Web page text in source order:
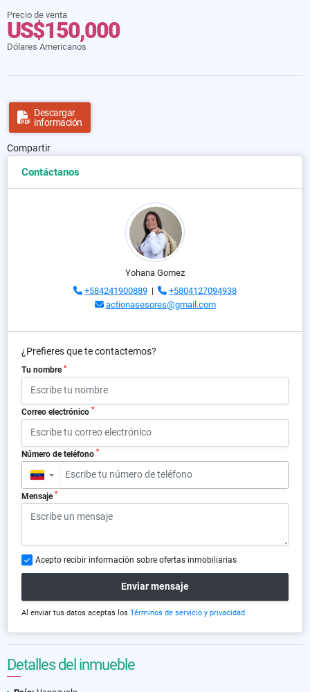
Precio de venta
US$150,000
Dólares Americanos
Descargar
información
Compartir
Contáctanos
Yohana Gomez
+584241900889 |
+5804127094938
actionasesores@gmail.com
¿Prefieres que te contactemos?
Tu nombre *
Correo electrónico *
Número de teléfono *
▼
Mensaje *
Acepto recibir información sobre ofertas inmobiliarias
Enviar mensaje
Al enviar tus datos aceptas los Términos de servicio y privacidad
Detalles del inmueble